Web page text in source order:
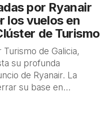
por Ryanair
los vuelos en
de Turismo
de Galicia,
su profunda
de Ryanair. La
su base en...